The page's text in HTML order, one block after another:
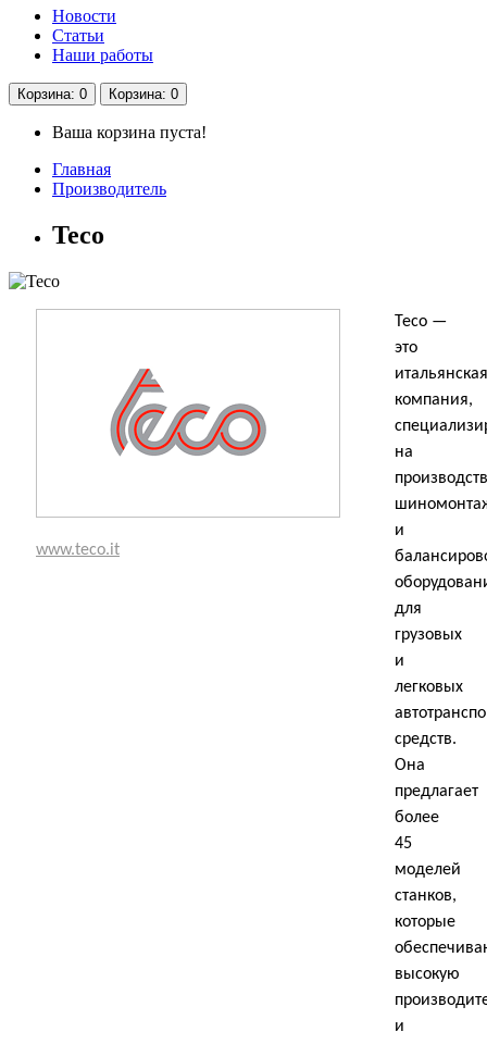
Новости
Статьи
Наши работы
Корзина: 0 Корзина: 0
Ваша корзина пуста!
Главная
Производитель
Teco
www.teco.it
Teco —
это
итальянская
компания,
на
и
для
грузовых
и
легковых
средств.
Она
предлагает
более
45
моделей
станков,
которые
высокую
и